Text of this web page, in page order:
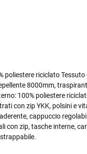
poliestere riciclato Tessuto
8000mm,
100% poliestere
con zip YKK, polsini e
cappuccio
con zip, tasche interne,